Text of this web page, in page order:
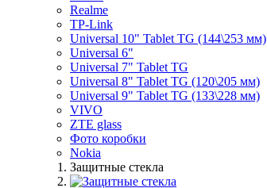
Realme
TP-Link
Universal 10" Tablet TG (144\253 мм)
Universal 6"
Universal 7" Tablet TG
Universal 8" Tablet TG (120\205 мм)
Universal 9" Tablet TG (133\228 мм)
VIVO
ZTE glass
Фото коробки
Nokia
Защитные стекла